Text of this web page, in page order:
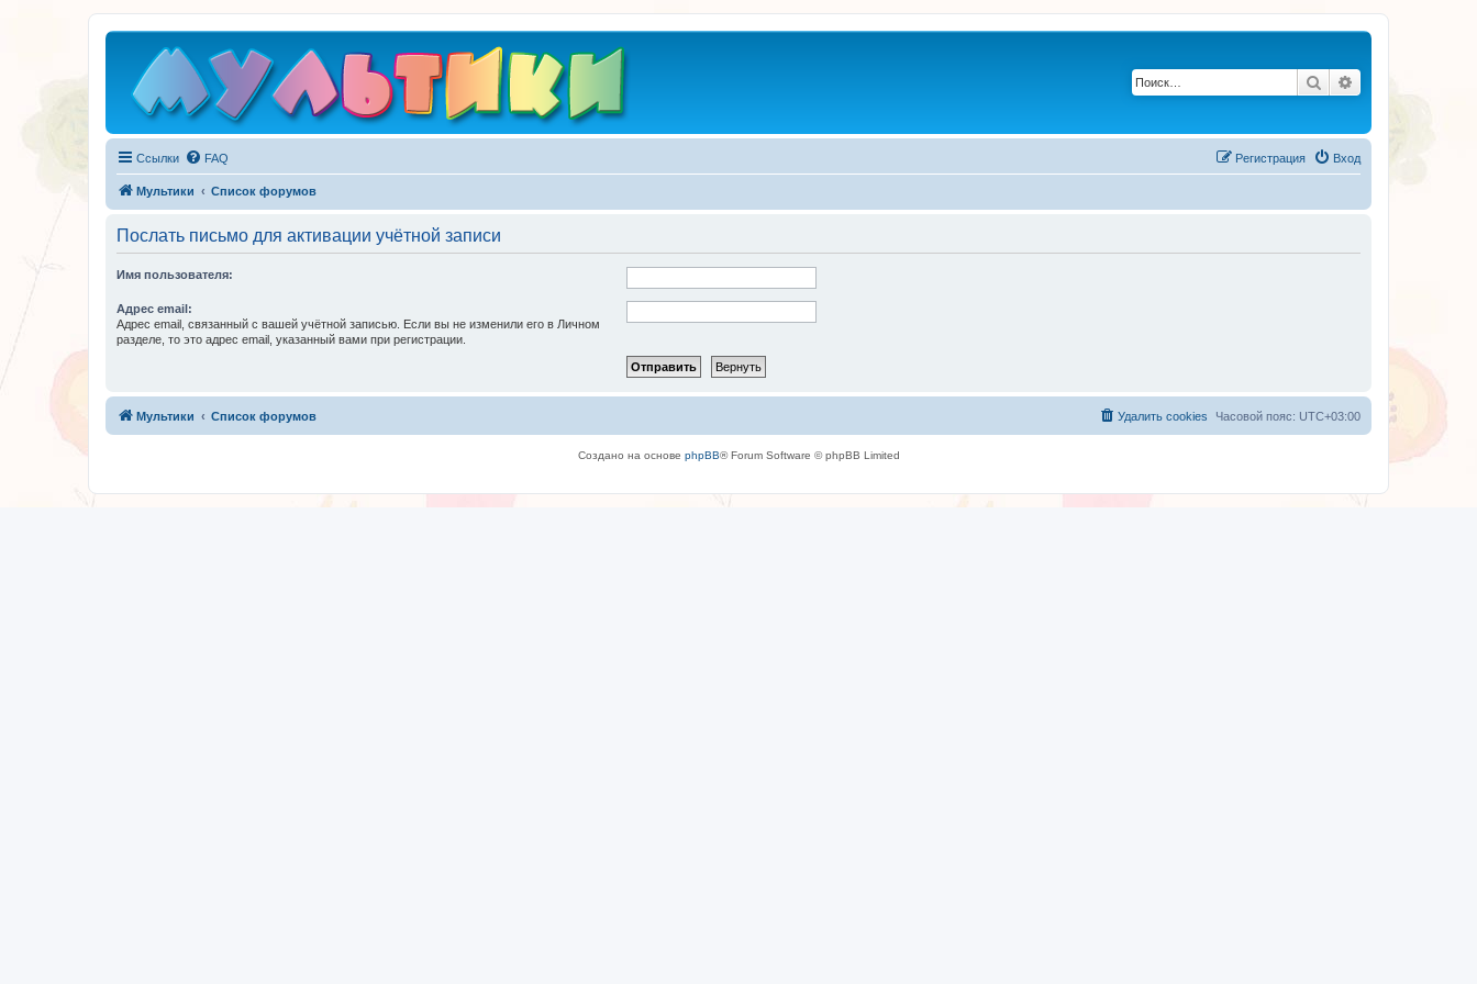
Поиск
Ссылки FAQ Вход
Регистрация
Мультики Список форумов
Послать письмо для активации учётной записи
Имя пользователя:
Адрес email:
Адрес email, связанный с вашей учётной записью. Если вы не изменили его в Личном
разделе, то это адрес email, указанный вами при регистрации.
Мультики Список форумов Часовой пояс: UTC+03:00
Удалить cookies
Создано на основе phpBB® Forum Software © phpBB Limited